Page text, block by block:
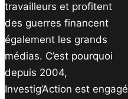
travailleurs et profitent
des guerres financent
également les grands
médias. C’est pourquoi
depuis 2004,
Investig’Action est engagé